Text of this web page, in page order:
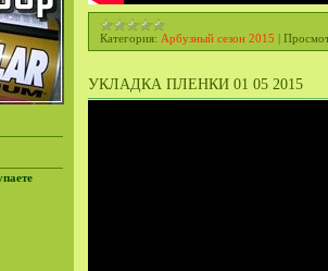
Категория: Арбузный сезон 2015 |
УКЛАДКА ПЛЕНКИ 01 05 2015